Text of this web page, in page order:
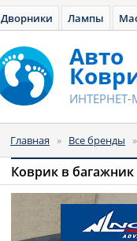
Дворники Лампы
Авто
Главная » Все бренды »
Коврик в